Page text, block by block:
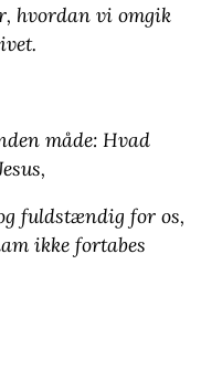
hvordan vi omgik
måde: Hvad
fuldstændig for os,
ikke fortabes